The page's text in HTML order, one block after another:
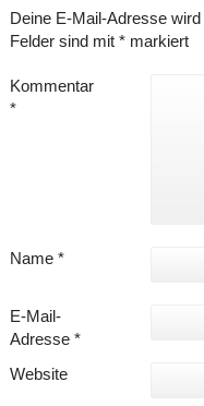
Deine E-Mail-Adresse
Felder sind mit *markiert
Kommentar
*
Name *
E-Mail-
Adresse *
Website